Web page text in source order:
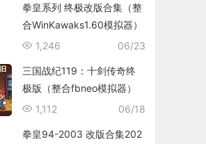
拳皇系列 终极改版合集（整
合WinKawaks1.60模拟器）
06/23
1,246
三国战纪119：十剑传奇终
极版（整合fbneo模拟器）
06/18
1,112
拳皇94-2003 改版合集202